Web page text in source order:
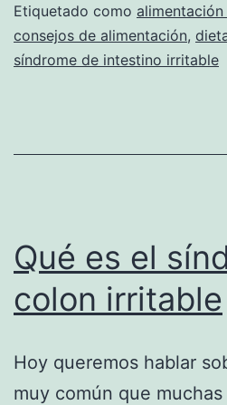
Etiquetado como alimentación
consejos de alimentación,
síndrome de intestino irritable
Qué es el
colon irritable
Hoy queremos hablar
muy común que